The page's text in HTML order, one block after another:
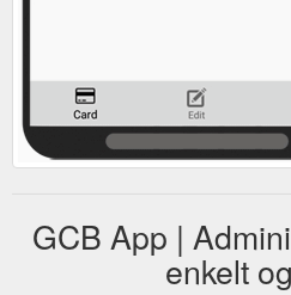
GCB App |
enkelt